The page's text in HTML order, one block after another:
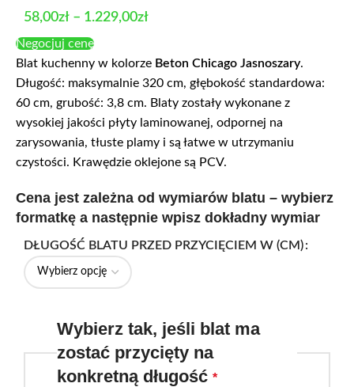
58,00zł – 1.229,00zł
Negocjuj cenę
Blat kuchenny w kolorze Beton Chicago Jasnoszary.
Długość: maksymalnie 320 cm, głębokość standardowa:
60 cm, grubość: 3,8 cm. Blaty zostały wykonane z
wysokiej jakości płyty laminowanej, odpornej na
zarysowania, tłuste plamy i są łatwe w utrzymaniu
czystości. Krawędzie oklejone są PCV.
Cena jest zależna od wymiarów blatu – wybierz
formatkę a następnie wpisz dokładny wymiar
DŁUGOŚĆ BLATU PRZED PRZYCIĘCIEM W (CM)
Wybierz tak, jeśli blat ma
zostać przycięty na
konkretną długość *